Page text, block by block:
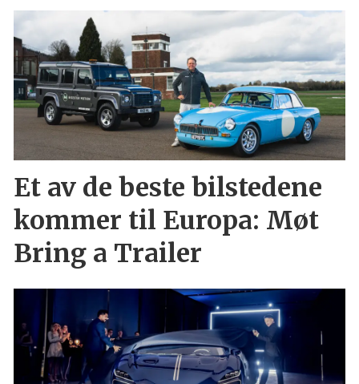
Et av de beste bilstedene
kommer til Europa: Møt
Bring a Trailer